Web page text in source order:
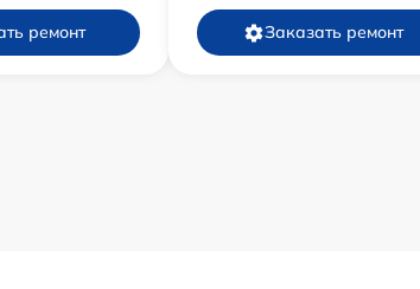
ремонт Заказать ремонт